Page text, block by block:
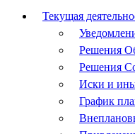
Текущая
Решения
Решения
Иски и
График